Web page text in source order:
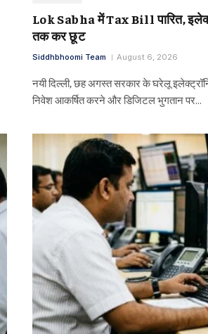
Lok Sabha में Tax Bill पारित,
तक कर छूट
Siddhbhoomi Team August 6, 2026
नयी दिल्ली, छह अगस्त सरकार के घरेलू
निवेश आकर्षित करने और डिजिटल भुगतान पर…